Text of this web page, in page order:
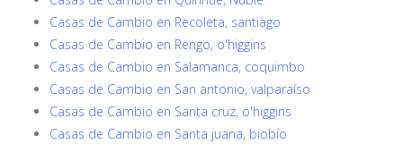
Casas de Cambio en Recoleta, santiago
Casas de Cambio en Rengo, o'higgins
Casas de Cambio en Salamanca, coquimbo
Casas de Cambio en San antonio, valparaíso
Casas de Cambio en Santa cruz, o'higgins
Casas de Cambio en Santa juana, biobío